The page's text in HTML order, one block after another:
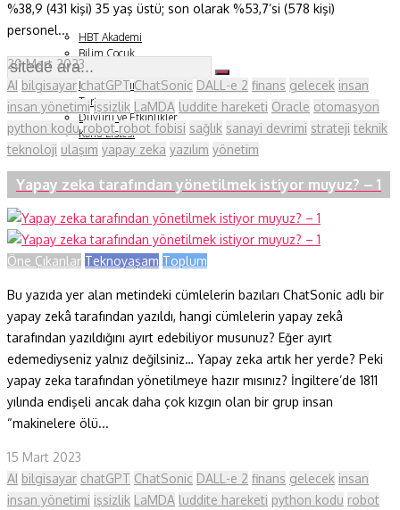
Fazlası
HBT Akademi
Bilim Çocuk
Soru ve Yanıt
Kitap Tanıtımları
Tartışma
Duyuru ve Etkinlikler
Konu Listesi
%38,9 (431 kişi) 35 yaş üstü; son olarak %53,7’si (578 kişi)
personel...
20 Mart 2023
AI bilgisayar chatGPT ChatSonic DALL-e 2 finans gelecek insan
insan yönetimi işsizlik LaMDA luddite hareketi Oracle otomasyon
python kodu robot robot fobisi sağlık sanayi devrimi strateji teknik
teknoloji ulaşım yapay zeka yazılım yönetim
Yapay zeka tarafından yönetilmek istiyor muyuz? – 1
Öne Çıkanlar Teknoyaşam Toplum
Bu yazıda yer alan metindeki cümlelerin bazıları ChatSonic adlı bir
yapay zekâ tarafından yazıldı, hangi cümlelerin yapay zekâ
tarafından yazıldığını ayırt edebiliyor musunuz? Eğer ayırt
edemediyseniz yalnız değilsiniz… Yapay zeka artık her yerde? Peki
yapay zeka tarafından yönetilmeye hazır mısınız? İngiltere’de 1811
yılında endişeli ancak daha çok kızgın olan bir grup insan
“makinelere ölü...
15 Mart 2023
AI bilgisayar chatGPT ChatSonic DALL-e 2 finans gelecek insan
insan yönetimi işsizlik LaMDA luddite hareketi python kodu robot